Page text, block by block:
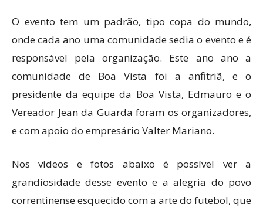
O evento tem um padrão, tipo copa do mundo,
onde cada ano uma comunidade sedia o evento e é
responsável pela organização. Este ano ano a
comunidade de Boa Vista foi a anfitriã, e o
presidente da equipe da Boa Vista, Edmauro e o
Vereador Jean da Guarda foram os organizadores,
e com apoio do empresário Valter Mariano.
Nos vídeos e fotos abaixo é possível ver a
grandiosidade desse evento e a alegria do povo
correntinense esquecido com a arte do futebol, que